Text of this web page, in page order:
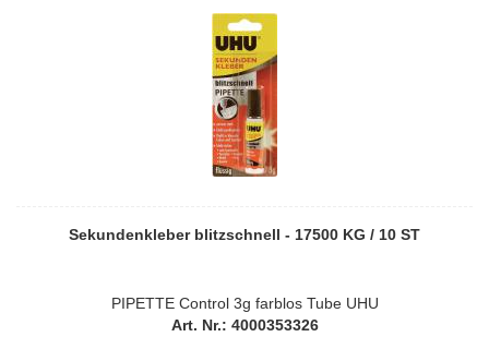
Sekundenkleber blitzschnell - 17500 KG / 10 ST
PIPETTE Control 3g farblos Tube UHU
Art. Nr.: 4000353326